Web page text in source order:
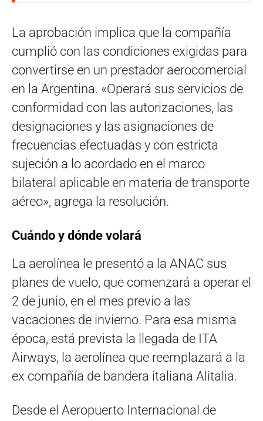
La aprobación implica que la compañía
cumplió con las condiciones exigidas para
convertirse en un prestador aerocomercial
en la Argentina. «Operará sus servicios de
conformidad con las autorizaciones, las
designaciones y las asignaciones de
frecuencias efectuadas y con estricta
sujeción a lo acordado en el marco
bilateral aplicable en materia de transporte
aéreo», agrega la resolución.
Cuándo y dónde volará
La aerolínea le presentó a la ANAC sus
planes de vuelo, que comenzará a operar el
2 de junio, en el mes previo a las
vacaciones de invierno. Para esa misma
época, está prevista la llegada de ITA
Airways, la aerolínea que reemplazará a la
ex compañía de bandera italiana Alitalia.
Desde el Aeropuerto Internacional de